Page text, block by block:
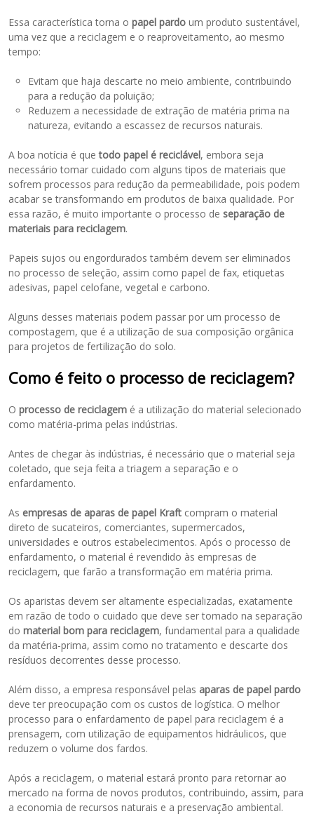
Essa característica torna opapel pardo um produto sustentável,
uma vez que a reciclagem e o reaproveitamento, ao mesmo
tempo:
Evitam que haja descarte no meio ambiente, contribuindo
para a redução da poluição;
Reduzem a necessidade de extração de matéria prima na
natureza, evitando a escassez de recursos naturais.
A boa notícia é quetodo papel é reciclável, embora seja
necessário tomar cuidado com alguns tipos de materiais que
sofrem processos para redução da permeabilidade, pois podem
acabar se transformando em produtos de baixa qualidade. Por
essa razão, é muito importante o processo deseparação de
materiais para reciclagem.
Papeis sujos ou engordurados também devem ser eliminados
no processo de seleção, assim como papel de fax, etiquetas
adesivas, papel celofane, vegetal e carbono.
Alguns desses materiais podem passar por um processo de
compostagem, que é a utilização de sua composição orgânica
para projetos de fertilização do solo.
Como é feito o processo de reciclagem?
Oprocesso de reciclagem é a utilização do material selecionado
como matéria-prima pelas indústrias.
Antes de chegar às indústrias, é necessário que o material seja
coletado, que seja feita a triagem a separação e o
enfardamento.
As empresas de aparas de papel Kraft compram o material
direto de sucateiros, comerciantes, supermercados,
universidades e outros estabelecimentos. Após o processo de
enfardamento, o material é revendido às empresas de
reciclagem, que farão a transformação em matéria prima.
Os aparistas devem ser altamente especializadas, exatamente
em razão de todo o cuidado que deve ser tomado na separação
domaterial bom para reciclagem, fundamental para a qualidade
da matéria-prima, assim como no tratamento e descarte dos
resíduos decorrentes desse processo.
Além disso, a empresa responsável pelas aparas de papel pardo
deve ter preocupação com os custos de logística. O melhor
processo para o enfardamento de papel para reciclagem é a
prensagem, com utilização de equipamentos hidráulicos, que
reduzem o volume dos fardos.
Após a reciclagem, o material estará pronto para retornar ao
mercado na forma de novos produtos, contribuindo, assim, para
a economia de recursos naturais e a preservação ambiental.